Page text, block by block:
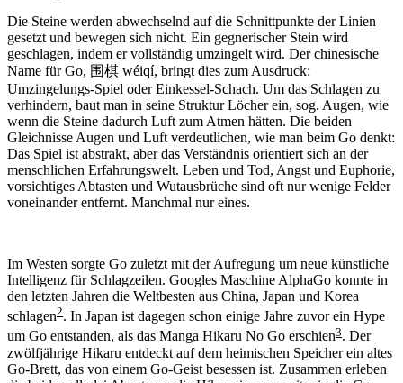
Die Steine werden abwechselnd auf die Schnittpunkte der Linien
gesetzt und bewegen sich nicht. Ein gegnerischer Stein wird
geschlagen, indem er vollständig umzingelt wird. Der chinesische
Name für Go, 围棋 wéiqí, bringt dies zum Ausdruck:
Umzingelungs-Spiel oder Einkessel-Schach. Um das Schlagen zu
verhindern, baut man in seine Struktur Löcher ein, sog. Augen, wie
wenn die Steine dadurch Luft zum Atmen hätten. Die beiden
Gleichnisse Augen und Luft verdeutlichen, wie man beim Go denkt:
Das Spiel ist abstrakt, aber das Verständnis orientiert sich an der
menschlichen Erfahrungswelt. Leben und Tod, Angst und Euphorie,
vorsichtiges Abtasten und Wutausbrüche sind oft nur wenige Felder
voneinander entfernt. Manchmal nur eines.
Im Westen sorgte Go zuletzt mit der Aufregung um neue künstliche
Intelligenz für Schlagzeilen. Googles Maschine AlphaGo konnte in
den letzten Jahren die Weltbesten aus China, Japan und Korea
schlagen2. In Japan ist dagegen schon einige Jahre zuvor ein Hype
um Go entstanden, als das Manga Hikaru No Go erschien3. Der
zwölfjährige Hikaru entdeckt auf dem heimischen Speicher ein altes
Go-Brett, das von einem Go-Geist besessen ist. Zusammen erleben